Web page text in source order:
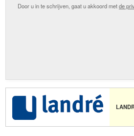
Door u in te schrijven, gaat u akkoord metde